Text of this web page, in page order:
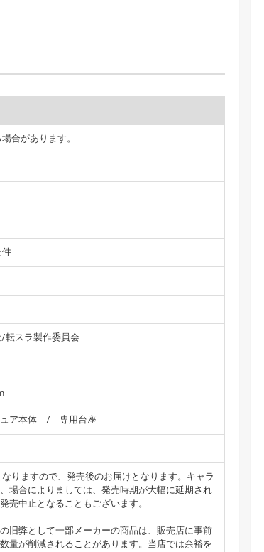
合があります。
件
転スラ製作委員会
ュア本体 / 専用台座
りますので、発売後のお届けとなります。キャラ
場合によりましては、発売時期が大幅に延期され
売中止となることもございます。
旧弊として一部メーカーの商品は、販売店に事前
量が削減されることがあります。当店では余裕を